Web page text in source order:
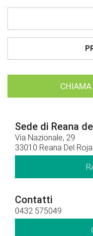
CHIAMA
Sede di Reana
Via Nazionale, 29
33010 Reana Del
Contatti
0432 575049